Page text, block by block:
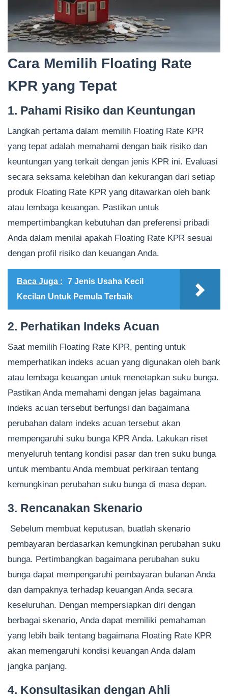
Cara Memilih Floating Rate
KPR yang Tepat
1. Pahami Risiko dan Keuntungan
Langkah pertama dalam memilih Floating Rate KPR
yang tepat adalah memahami dengan baik risiko dan
keuntungan yang terkait dengan jenis KPR ini. Evaluasi
secara seksama kelebihan dan kekurangan dari setiap
produk Floating Rate KPR yang ditawarkan oleh bank
atau lembaga keuangan. Pastikan untuk
mempertimbangkan kebutuhan dan preferensi pribadi
Anda dalam menilai apakah Floating Rate KPR sesuai
dengan profil risiko dan keuangan Anda.
Baca Juga :
7 Jenis Usaha Kecil
Kecilan Untuk Pemula Terbaik
2. Perhatikan Indeks Acuan
Saat memilih Floating Rate KPR, penting untuk
memperhatikan indeks acuan yang digunakan oleh bank
atau lembaga keuangan untuk menetapkan suku bunga.
Pastikan Anda memahami dengan jelas bagaimana
indeks acuan tersebut berfungsi dan bagaimana
perubahan dalam indeks acuan tersebut akan
mempengaruhi suku bunga KPR Anda. Lakukan riset
menyeluruh tentang kondisi pasar dan tren suku bunga
untuk membantu Anda membuat perkiraan tentang
kemungkinan perubahan suku bunga di masa depan.
3. Rencanakan Skenario
Sebelum membuat keputusan, buatlah skenario
pembayaran berdasarkan kemungkinan perubahan suku
bunga. Pertimbangkan bagaimana perubahan suku
bunga dapat mempengaruhi pembayaran bulanan Anda
dan dampaknya terhadap keuangan Anda secara
keseluruhan. Dengan mempersiapkan diri dengan
berbagai skenario, Anda dapat memiliki pemahaman
yang lebih baik tentang bagaimana Floating Rate KPR
akan memengaruhi kondisi keuangan Anda dalam
jangka panjang.
4. Konsultasikan dengan Ahli